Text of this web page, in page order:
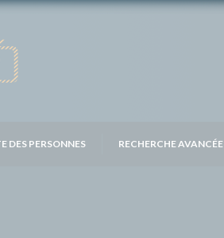
DES PERSONNES RECHERCHE AVANCÉE